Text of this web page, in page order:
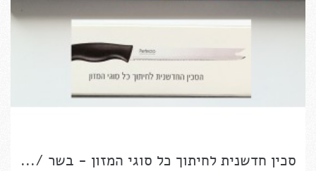
סכין חדשנית לחיתוך כל סוגי המזון - בשר /...